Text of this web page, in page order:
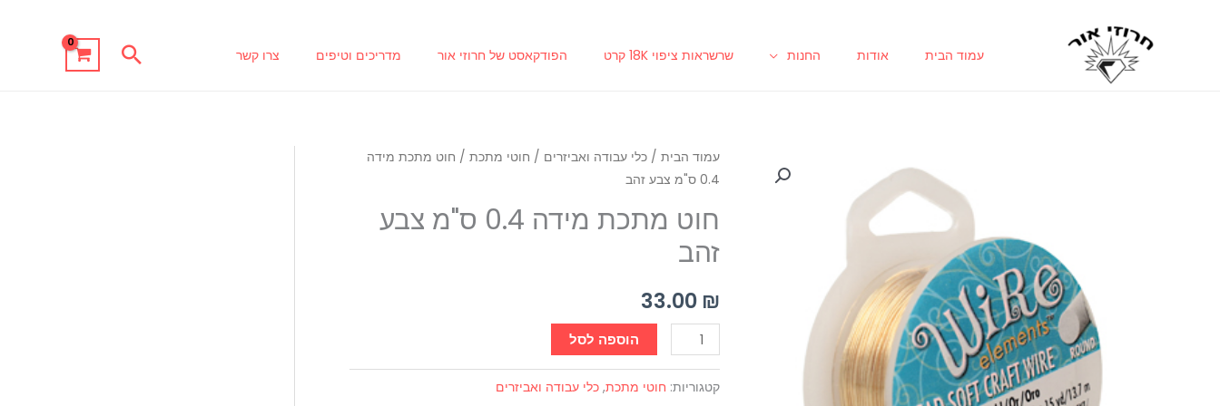
עמוד הבית אודות החנות שרשראות ציפוי 18K קרט הפודקאסט של חרוזי אור מדריכים וטיפים צרו קשר חיפוש
עמוד הבית/ כלי עבודה ואביזרים / חוטי מתכת/ חוט מתכת מידה
0.4 ס"מ צבע זהב
חוט מתכת מידה 0.4 ס"מ צבע
זהב
33.00 ₪
כמות
של
מתכת
מידה
ס"מ
צבע
זהב
הוספה לסל
קטגוריות: חוטי מתכת, כלי עבודה ואביזרים